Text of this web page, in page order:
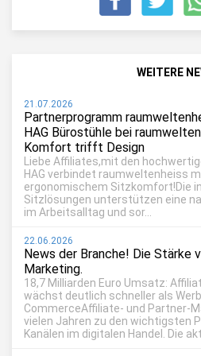
WEITERE
21.07.2026
Partnerprogramm
HAG Bürostühle bei
Komfort trifft Design
Liebe Affiliates,mit den
HAG verbindet raumweltenheiss
ergonomischem Sitzkomfort!Die
Sitzlösungen unterstützen eine
im Arbeitsalltag und sor...
22.06.2026
News der Branche! Die Stärke
Marketing.
18,7 Milliarden Euro Umsatz:
wächst deutlich schneller als
CommerceAffiliate- und Partner-
vielen Jahren zu den wichtigsten
Kanälen im digitalen Handel. Die